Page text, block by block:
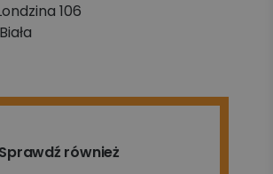
106
Sprawdź również